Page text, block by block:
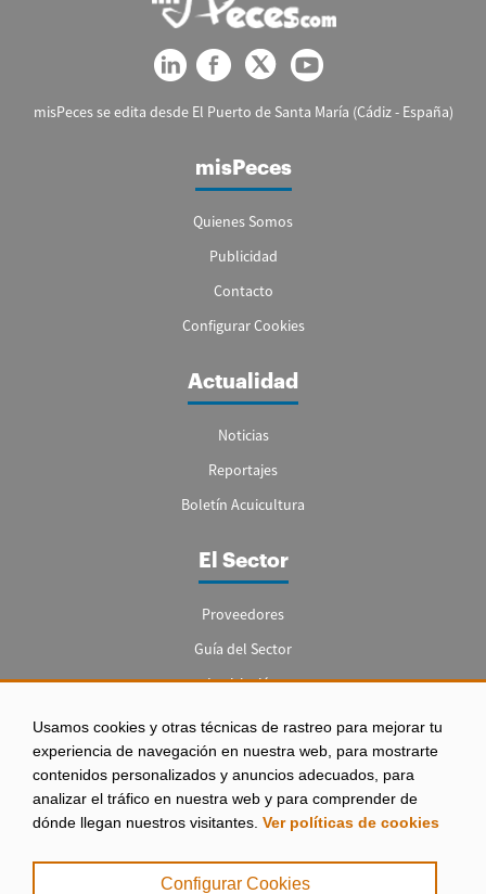
Usamos cookies y otras técnicas de rastreo para mejorar tu
experiencia de navegación en nuestra web, para mostrarte
contenidos personalizados y anuncios adecuados, para
analizar el tráfico en nuestra web y para comprender de
dónde llegan nuestros visitantes. Ver políticas de cookies
Configurar Cookies
misPeces se edita desde El Puerto de Santa María (Cádiz - España)
misPeces
Quienes Somos
Publicidad
Contacto
Configurar Cookies
Actualidad
Noticias
Reportajes
Boletín Acuicultura
El Sector
Proveedores
Guía del Sector
Legislación
Empleo
Aviso legal
|